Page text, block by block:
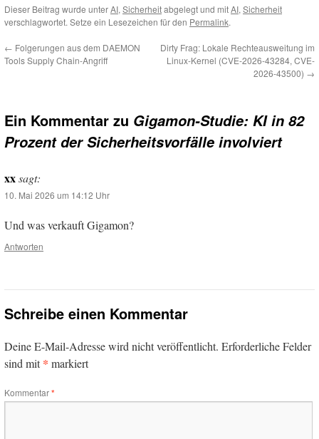
Dieser Beitrag wurde unterAI, Sicherheitabgelegt und mitAI, Sicherheit
verschlagwortet. Setze ein Lesezeichen für den Permalink.
← Folgerungen aus dem DAEMON
Tools Supply Chain-Angriff
Dirty Frag: Lokale Rechteausweitung im
Linux-Kernel (CVE-2026-43284, CVE-
2026-43500) →
Ein Kommentar zu Gigamon-Studie: KI in 82
Prozent der Sicherheitsvorfälle involviert
xxsagt:
10. Mai 2026 um 14:12 Uhr
Und was verkauft Gigamon?
Antworten
Schreibe einen Kommentar
Deine E-Mail-Adresse wird nicht veröffentlicht. Erforderliche Felder
sind mit* markiert
Kommentar*